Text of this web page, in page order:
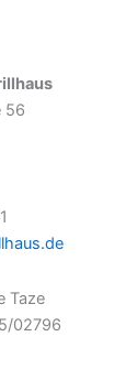
56
Taze
02796